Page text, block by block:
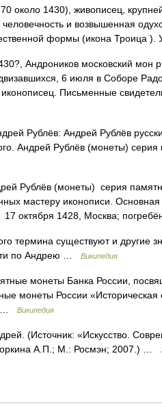
около 1430), живописец,
и возвышенная
формы (икона Троица
Андроников московский мон
6 июля в Соборе
иконописец. Письменные
Рублёв: Андрей Рублёв
Андрей Рублёв (монеты)
Рублёв (монеты) серия
мастеру иконописи.
17 октября 1428, Москва;
термина существуют и другие
по Андрею …
Википедия
монеты Банка России,
монеты России
…
Википедия
(Источник: «Искусство.
А.П.; М.: Росмэн; 2007.) …